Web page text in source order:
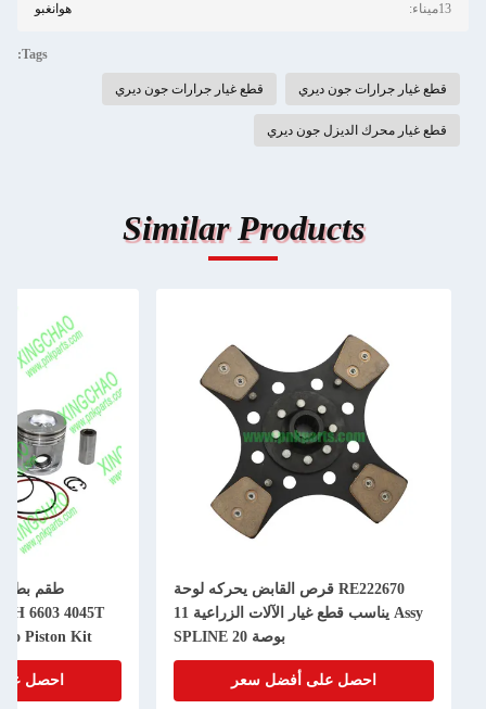
13ميناء: هوانغبو
Tags:
قطع غيار جرارات جون ديري قطع غيار جرارات جون ديري
قطع غيار محرك الديزل جون ديري
Similar Products
RE222670 قرص القابض يحركه لوحة
Assy يناسب قطع غيار الآلات الزراعية 11
بوصة 20 SPLINE
احصل على أفضل سعر
6603 4045T
Piston Kit
احصل